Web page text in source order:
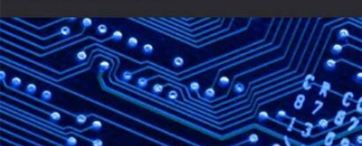
Clase
Clima
Mundial 2026
Eventos Corporativos